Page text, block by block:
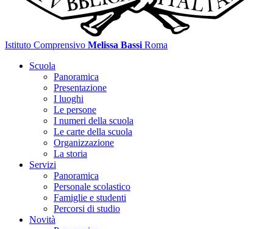
Istituto Comprensivo Melissa Bassi Roma
Scuola
Panoramica
Presentazione
I luoghi
Le persone
I numeri della scuola
Le carte della scuola
Organizzazione
La storia
Servizi
Panoramica
Personale scolastico
Famiglie e studenti
Percorsi di studio
Novità